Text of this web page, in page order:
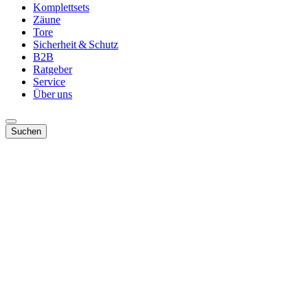
Komplettsets
Zäune
Tore
Sicherheit & Schutz
B2B
Ratgeber
Service
Über uns
Suchen